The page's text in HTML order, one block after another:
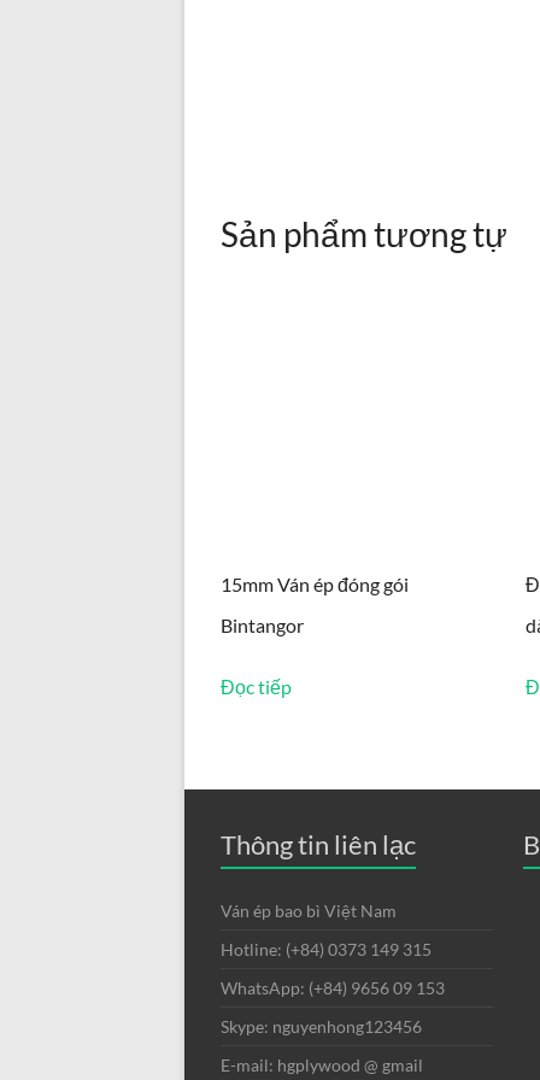
Sản phẩm tương tự
15mm Ván ép đóng gói
Bintangor
Đọc tiếp
Thông tin liên lạc
Ván ép bao bì Việt Nam
Hotline: (+84) 0373 149 315
WhatsApp: (+84) 9656 09 153
Skype: nguyenhong123456
E-mail: hgplywood @ gmail